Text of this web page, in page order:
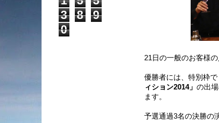
21日の一般のお客様
優勝者には、特別枠で
ィション2014」 の出
ます。
予選通過3名の決勝の
3
8
9
0